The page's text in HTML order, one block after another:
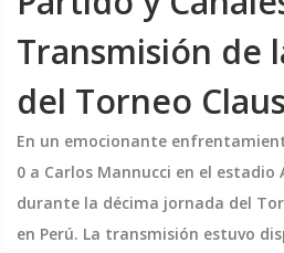
Transmisión de
del Torneo
En un emocionante
0 a Carlos Mannucci en el estadio
durante la décima jornada del
en Perú. La transmisión estuvo